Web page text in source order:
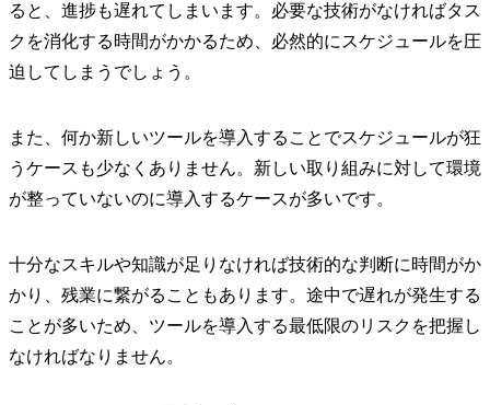
ると、進捗も遅れてしまいます。必要な技術がなければタス
クを消化する時間がかかるため、必然的にスケジュールを圧
迫してしまうでしょう。
また、何か新しいツールを導入することでスケジュールが狂
うケースも少なくありません。新しい取り組みに対して環境
が整っていないのに導入するケースが多いです。
十分なスキルや知識が足りなければ技術的な判断に時間がか
かり、残業に繋がることもあります。途中で遅れが発生する
ことが多いため、ツールを導入する最低限のリスクを把握し
なければなりません。